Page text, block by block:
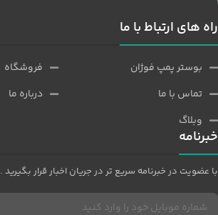
راه های ارتباط با ما
بوستر پمپ فوژان
تماس با ما
وبلاگ
فروشگاه
درباره ما
خبرنامه
با عضویت در خبرنامه سریع تر در جریان اخبار قرار بگیرید .